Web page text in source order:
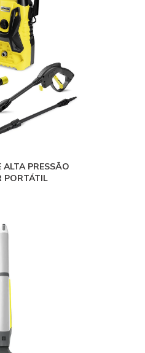
PRESSÃO
PORTÁTIL